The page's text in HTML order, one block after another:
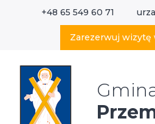
+48 65 549 60 71
Zarezerwuj wizytę
Wyszukaj w serwisie